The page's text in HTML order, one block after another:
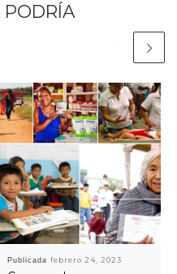
Publicadafebrero 24, 2023